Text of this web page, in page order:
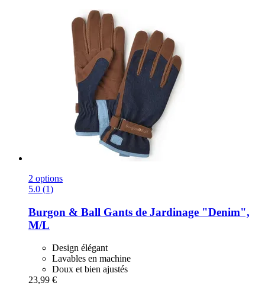
2 options
5.0 (1)
Burgon & Ball Gants de Jardinage "Denim",
M/L
Design élégant
Lavables en machine
Doux et bien ajustés
23,99 €